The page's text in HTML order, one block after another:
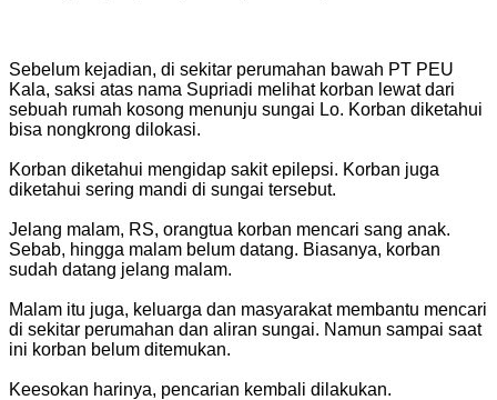
Sebelum kejadian, di sekitar perumahan bawah PT PEU
Kala, saksi atas nama Supriadi melihat korban lewat dari
sebuah rumah kosong menunju sungai Lo. Korban diketahui
bisa nongkrong dilokasi.
Korban diketahui mengidap sakit epilepsi. Korban juga
diketahui sering mandi di sungai tersebut.
Jelang malam, RS, orangtua korban mencari sang anak.
Sebab, hingga malam belum datang. Biasanya, korban
sudah datang jelang malam.
Malam itu juga, keluarga dan masyarakat membantu mencari
di sekitar perumahan dan aliran sungai. Namun sampai saat
ini korban belum ditemukan.
Keesokan harinya, pencarian kembali dilakukan.